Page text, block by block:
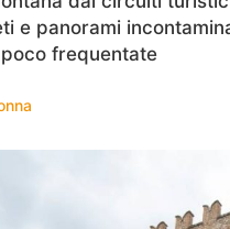
e panorami
frequentate